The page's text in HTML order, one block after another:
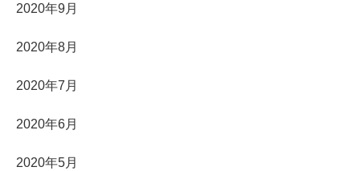
2020年9月
2020年8月
2020年7月
2020年6月
2020年5月